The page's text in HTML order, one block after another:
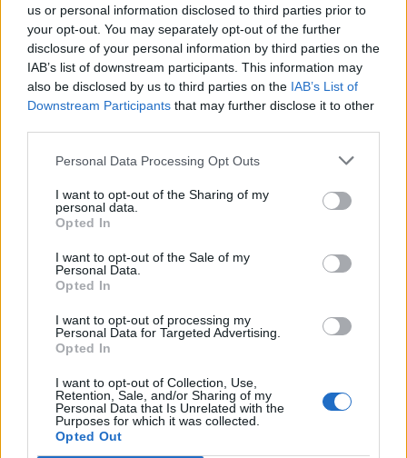
us or personal information disclosed to third parties prior to
your opt-out. You may separately opt-out of the further
disclosure of your personal information by third parties on the
IAB’s list of downstream participants. This information may
also be disclosed by us to third parties on the IAB’s List of
Downstream Participants that may further disclose it to other
Personal Data Processing Opt Outs
I want to opt-out of the Sharing of my
personal data.
Opted In
I want to opt-out of the Sale of my
Personal Data.
Opted In
I want to opt-out of processing my
Personal Data for Targeted Advertising.
Opted In
I want to opt-out of Collection, Use,
Retention, Sale, and/or Sharing of my
Personal Data that Is Unrelated with the
Purposes for which it was collected.
Opted Out
Cisza pobożna wieje,
oczy się roszą, dusze się wznoszą,
płyną w serca nadzieje.
Lulaj, Dziecino, lulaj, ptaszyno,
nasze umiłowanie;
Zbawienie się nam stanie.
Oto Maryja, czysta lilija,
Stoją przed nami, przed pastuszkami,
tacy uśmiechający.
Mizerna cicha, stajenka
licha – muzyka z
tekstem